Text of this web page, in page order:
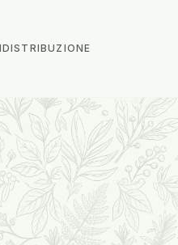
DISTRIBUZIONE